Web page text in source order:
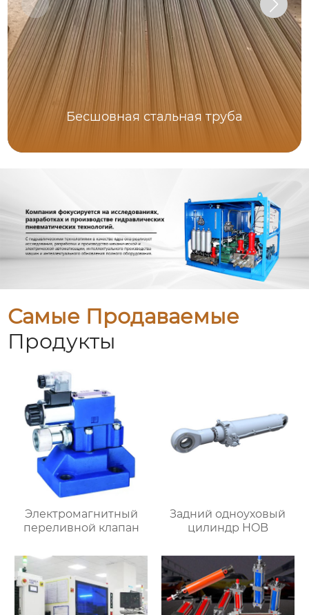
Бесшовная стальная труба
Самые Продаваемые
Продукты
Электромагнитный
переливной клапан
Задний одноуховый
цилиндр HOB